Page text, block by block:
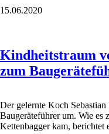
15.06.2020
Kindheitstraum
zum
Der gelernte Koch
Baugeräteführer um. Wie
Kettenbagger kam, berichtet